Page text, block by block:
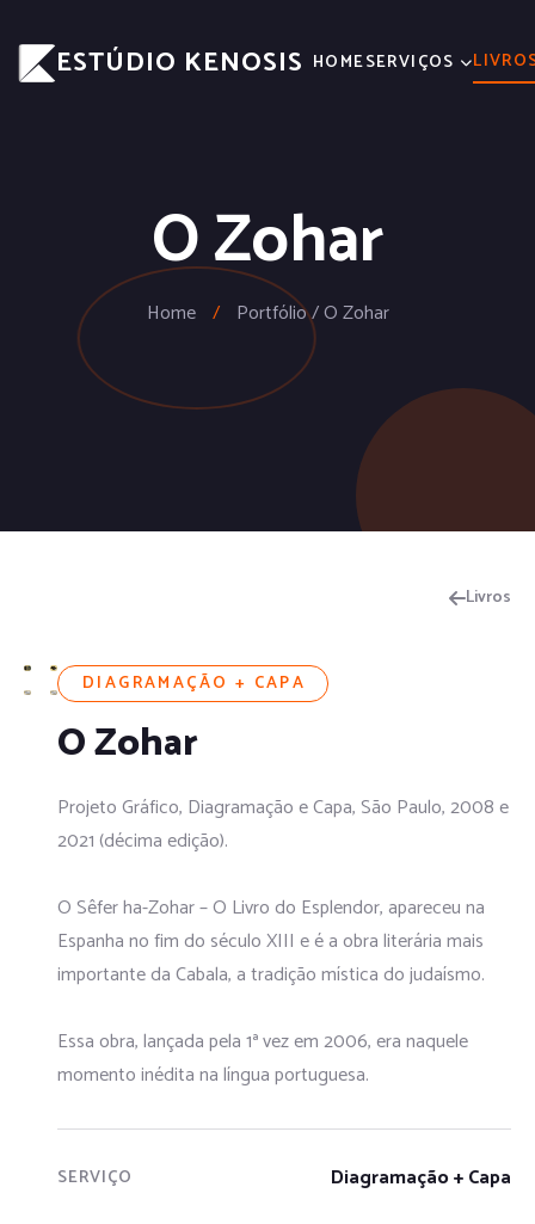
ESTÚDIO KENOSIS HOMESERVIÇOS
O Zohar
Home / Portfólio / O Zohar
Livros
DIAGRAMAÇÃO + CAPA
O Zohar
Projeto Gráfico, Diagramação e Capa, São Paulo, 2008 e
2021 (décima edição).
O Sêfer ha-Zohar – O Livro do Esplendor, apareceu na
Espanha no fim do século XIII e é a obra literária mais
importante da Cabala, a tradição mística do judaísmo.
Essa obra, lançada pela 1ª vez em 2006, era naquele
momento inédita na língua portuguesa.
SERVIÇO Diagramação + Capa